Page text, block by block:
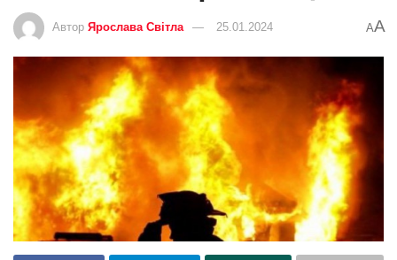
Автор Ярослава Світла 25.01.2024 AA